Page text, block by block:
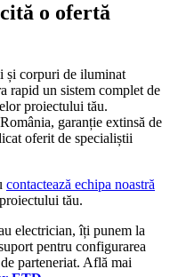
o ofertă
și corpuri de iluminat
rapid un sistem complet de
proiectului tău.
garanție extinsă de
oferit de specialiștii
contactează echipa noastră
tău.
electrician, îți punem la
pentru configurarea
parteneriat. Află mai